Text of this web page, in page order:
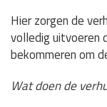
Hier zorgen de
volledig uitvoeren
bekommeren om
Wat doen de